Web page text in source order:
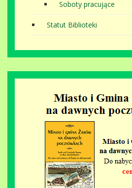
Soboty pracujące
Statut Biblioteki